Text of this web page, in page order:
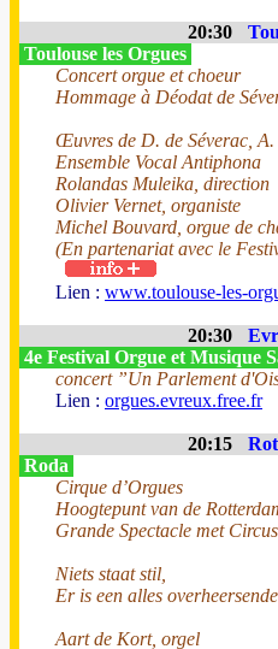
20:30
Toulouse les Orgues
Concert orgue et choeur
Hommage à Déodat de
Œuvres de D. de Séverac,
Ensemble Vocal Antiphona
Rolandas Muleika, direction
Olivier Vernet, organiste
Michel Bouvard, orgue de
(En partenariat avec le
Lien : www.toulouse-les-
20:30
4e Festival Orgue et Musique
concert ”Un Parlement
Lien : orgues.evreux.free.fr
20:15
Roda
Cirque d’Orgues
Hoogtepunt van de
Grande Spectacle met
Niets staat stil,
Er is een alles
Aart de Kort, orgel